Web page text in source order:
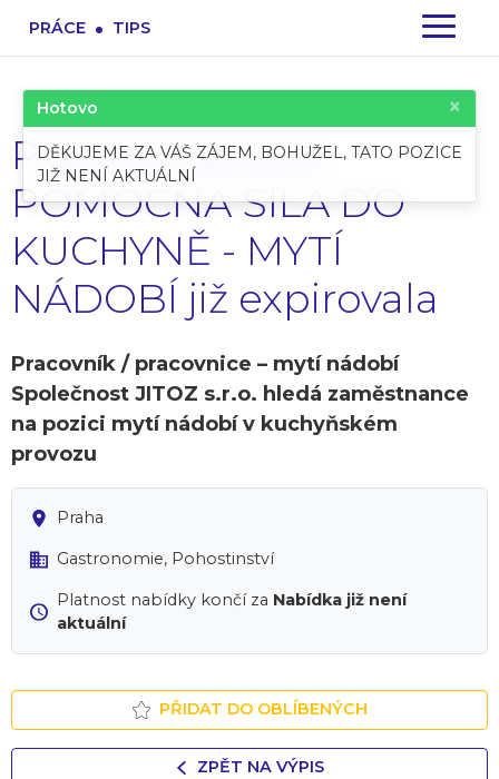
PRÁCE . TIPS
Pracovní pozice:
POMOCNÁ SÍLA DO
KUCHYNĚ - MYTÍ
NÁDOBÍ již expirovala
Pracovník / pracovnice – mytí nádobí
Společnost JITOZ s.r.o. hledá zaměstnance
na pozici mytí nádobí v kuchyňském
provozu
Praha
Gastronomie, Pohostinství
Platnost nabídky končí za Nabídka již není
aktuální
PŘIDAT DO OBLÍBENÝCH
ZPĚT NA VÝPIS
Hotovo ×
DĚKUJEME ZA VÁŠ ZÁJEM, BOHUŽEL, TATO POZICE
JIŽ NENÍ AKTUÁLNÍ